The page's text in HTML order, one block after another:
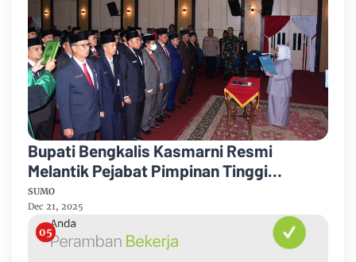
Bupati Bengkalis Kasmarni Resmi
Melantik Pejabat Pimpinan Tinggi
Pratama
SUMO
Dec 21, 2025